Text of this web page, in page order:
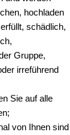
hochladen
schädlich,
Gruppe,
irreführend
Sie auf alle
von Ihnen sind